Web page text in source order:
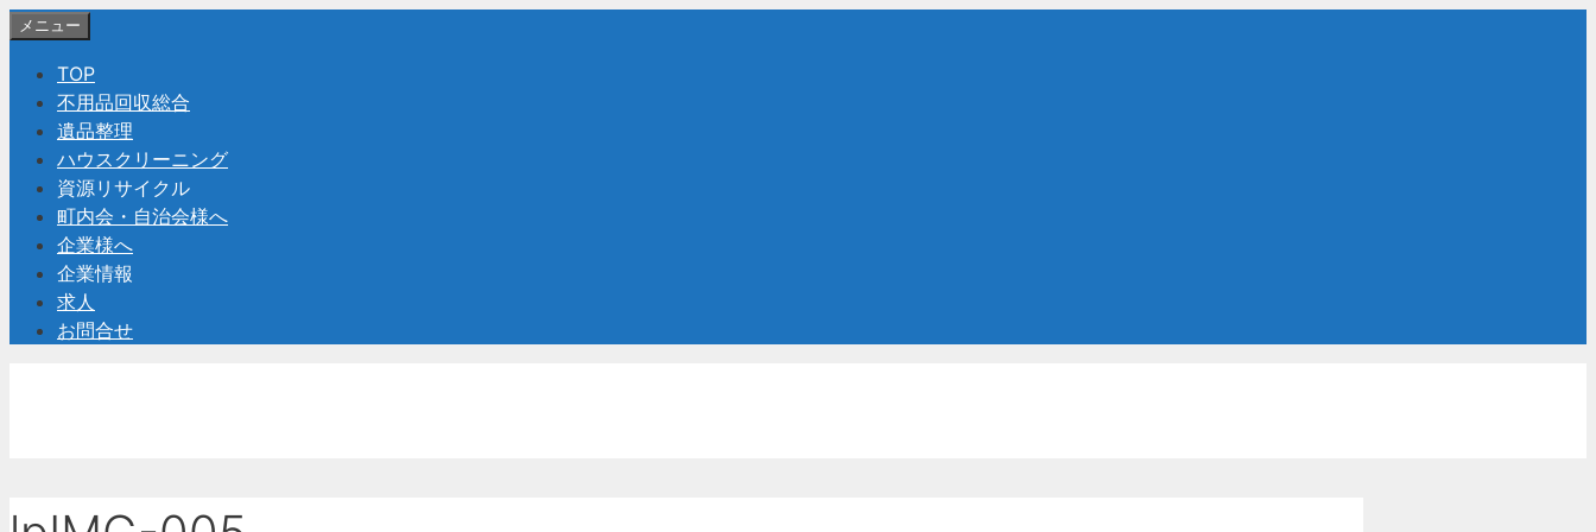
コメニュー
TOP
不用品回収総合
遺品整理
ハウスクリーニング
資源リサイクル
町内会・自治会様へ
企業様へ
企業情報
求人
お問合せ